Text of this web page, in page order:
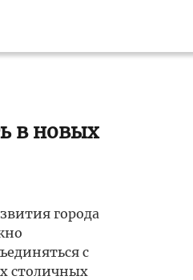
в новых
города
с
столичных